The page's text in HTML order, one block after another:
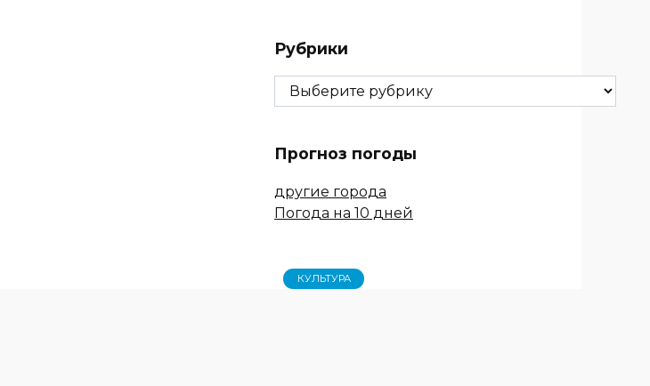
Рубрики
Рубрики
Прогноз погоды
другие города
Погода на 10 дней
КУЛЬТУРА